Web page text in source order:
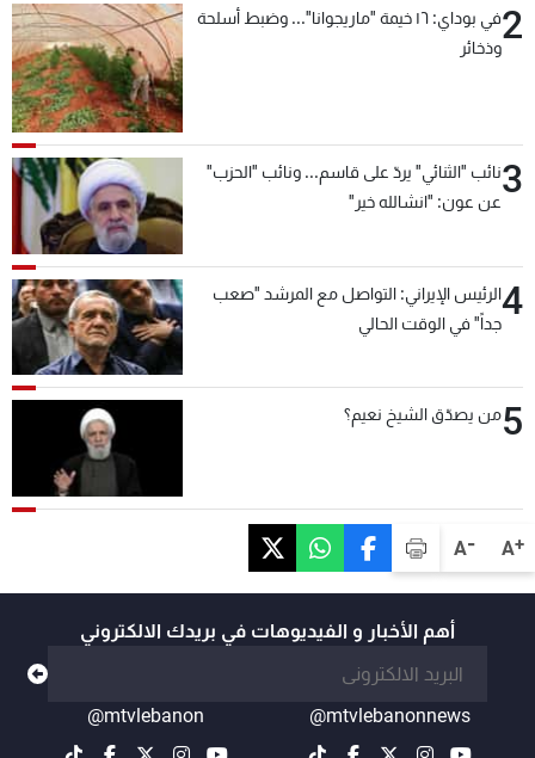
A+
A-
2
في بوداي: ١٦ خيمة "ماريجوانا"... وضبط أسلحة
وذخائر
3نائب "الثنائي" يردّ على قاسم... ونائب "الحزب"
عن عون: "انشالله خير"
4الرئيس الإيراني: التواصل مع المرشد "صعب
جداً" في الوقت الحالي
5من يصدّق الشيخ نعيم؟
أهم الأخبار و الفيديوهات في بريدك الالكتروني
@mtvlebanonnews
@mtvlebanon